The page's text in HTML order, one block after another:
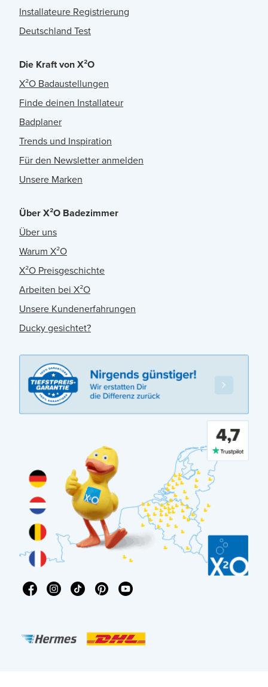
Installateure Registrierung
Deutschland Test
Die Kraft von X²O
X²O Badaustellungen
Finde deinen Installateur
Badplaner
Trends und Inspiration
Für den Newsletter anmelden
Unsere Marken
Über X²O Badezimmer
Über uns
Warum X²O
X²O Preisgeschichte
Arbeiten bei X²O
Unsere Kundenerfahrungen
Ducky gesichtet?